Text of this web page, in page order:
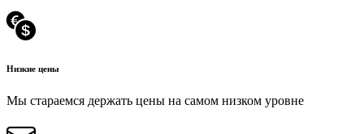
Низкие цены
Мы стараемся держать цены на самом низком уровне